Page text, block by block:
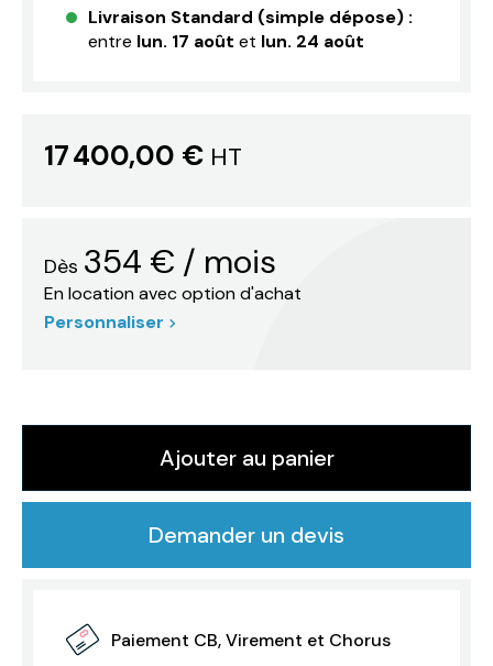
Livraison Standard (simple dépose) :
entre lun. 17 août et lun. 24 août
17 400,00 €HT
Dès 354 € / mois
En location avec option d'achat
Personnaliser
Ajouter au panier
Demander un devis
Paiement CB, Virement et Chorus